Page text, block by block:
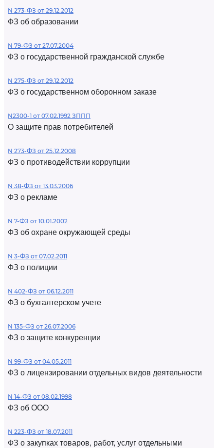
N 273-ФЗ от 29.12.2012
ФЗ об образовании
N 79-ФЗ от 27.07.2004
ФЗ о государственной гражданской службе
N 275-ФЗ от 29.12.2012
ФЗ о государственном оборонном заказе
N2300-1 от 07.02.1992 ЗППП
О защите прав потребителей
N 273-ФЗ от 25.12.2008
ФЗ о противодействии коррупции
N 38-ФЗ от 13.03.2006
ФЗ о рекламе
N 7-ФЗ от 10.01.2002
ФЗ об охране окружающей среды
N 3-ФЗ от 07.02.2011
ФЗ о полиции
N 402-ФЗ от 06.12.2011
ФЗ о бухгалтерском учете
N 135-ФЗ от 26.07.2006
ФЗ о защите конкуренции
N 99-ФЗ от 04.05.2011
ФЗ о лицензировании отдельных видов деятельности
N 14-ФЗ от 08.02.1998
ФЗ об ООО
N 223-ФЗ от 18.07.2011
ФЗ о закупках товаров, работ, услуг отдельными